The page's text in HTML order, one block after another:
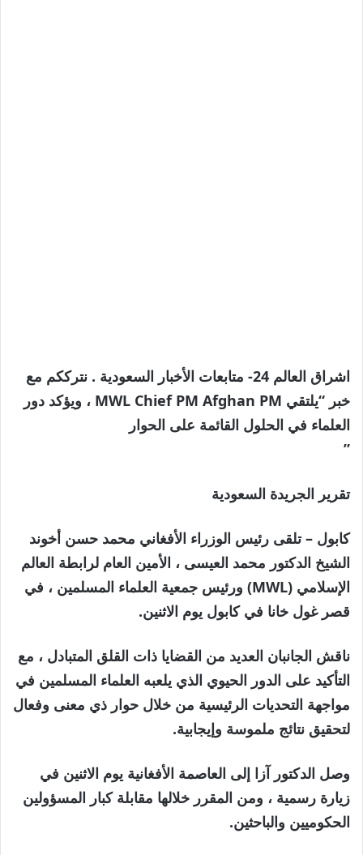
اشراق العالم 24- متابعات الأخبار السعودية . نترككم مع
خبر “يلتقي MWL Chief PM Afghan PM ، ويؤكد دور
العلماء في الحلول القائمة على الحوار
”
تقرير الجريدة السعودية
كابول – تلقى رئيس الوزراء الأفغاني محمد حسن أخوند
الشيخ الدكتور محمد العيسى ، الأمين العام لرابطة العالم
الإسلامي (MWL) ورئيس جمعية العلماء المسلمين ، في
قصر غول خانا في كابول يوم الاثنين.
ناقش الجانبان العديد من القضايا ذات القلق المتبادل ، مع
التأكيد على الدور الحيوي الذي يلعبه العلماء المسلمين في
مواجهة التحديات الرئيسية من خلال حوار ذي معنى وفعال
لتحقيق نتائج ملموسة وإيجابية.
وصل الدكتور آزا إلى العاصمة الأفغانية يوم الاثنين في
زيارة رسمية ، ومن المقرر خلالها مقابلة كبار المسؤولين
الحكوميين والباحثين.